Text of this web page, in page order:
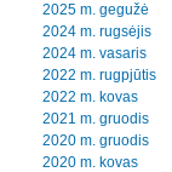
2025 m. gegužė
2024 m. rugsėjis
2024 m. vasaris
2022 m. rugpjūtis
2022 m. kovas
2021 m. gruodis
2020 m. gruodis
2020 m. kovas